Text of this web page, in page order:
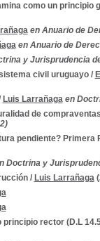
como un principio
en Anuario de
en Anuario de
y Jurisprudencia
civil uruguayo/
Luis Larrañaga en
de
pendiente? Primera
Doctrina y
/ Luis Larrañaga
rector (D.L